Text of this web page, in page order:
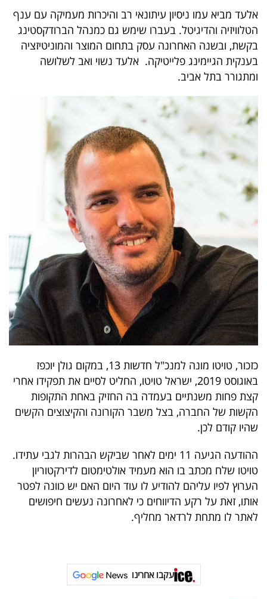
פודקאסט
40
UNDER
40
שיתופי
פעולה
דרושים
ניוזלטרים
מייל
אדום
פרסמו
עקבו
אחרינו:
אלעד מביא עמו ניסיון עיתונאי רב והיכרות מעמיקה עם ענף
הטלוויזיה והדיגיטל. בעברו שימש גם כמנהל הברודקסטינג
בקשת, ובשנה האחרונה עסק בתחום המוצר והמוניטיזציה
בענקית הגיימינג פלייטיקה. אלעד נשוי ואב לשלושה
ומתגורר בתל אביב.
כזכור, טויטו מונה למנכ"ל חדשות 13, במקום גולן יוכפז
באוגוסט 2019, ישראל טויטו, החליט לסיים את תפקידו אחרי
קצת פחות משנתיים בעמדה בה החזיק באחת התקופות
הקשות של החברה, בצל משבר הקורונה והקיצוצים הקשים
שהיו קודם לכן.
ההודעה הגיעה 11 ימים לאחר שביקש הבהרות לגבי עתידו.
טויטו שלח מכתב בו הוא מעמיד אולטימטום לדירקטוריון
הערוץ לפיו עליהם להודיע לו עוד היום האם יש כוונה לפטר
אותו, זאת על רקע הדיווחים כי לאחרונה נעשים חיפושים
לאתר לו מתחת לרדאר מחליף.
עקבו אחרינו